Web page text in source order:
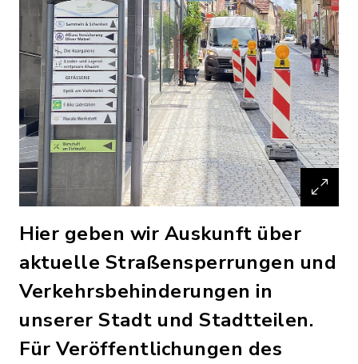
Hier geben wir Auskunft über
aktuelle Straßensperrungen und
Verkehrsbehinderungen in
unserer Stadt und Stadtteilen.
Für Veröffentlichungen des